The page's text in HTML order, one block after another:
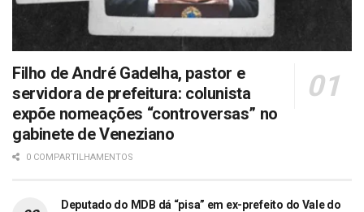
Filho de André Gadelha, pastor e
servidora de prefeitura: colunista
expõe nomeações “controversas” no
gabinete de Veneziano
0 COMPARTILHAMENTOS
Deputado do MDB dá “pisa” em ex-prefeito do Vale do